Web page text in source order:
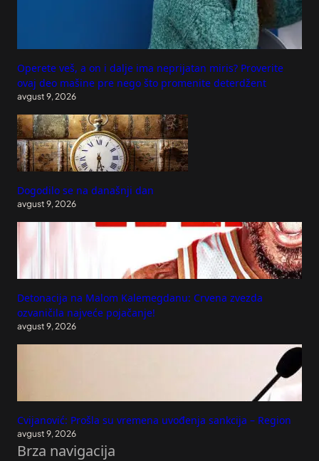
Operete veš, a on i dalje ima neprijatan miris? Proverite
ovaj deo mašine pre nego što promenite deterdžent
avgust 9, 2026
Dogodilo se na današnji dan
avgust 9, 2026
Detonacija na Malom Kalemegdanu: Crvena zvezda
ozvaničila najveće pojačanje!
avgust 9, 2026
Cvijanović: Prošla su vremena uvođenja sankcija – Region
avgust 9, 2026
Brza navigacija